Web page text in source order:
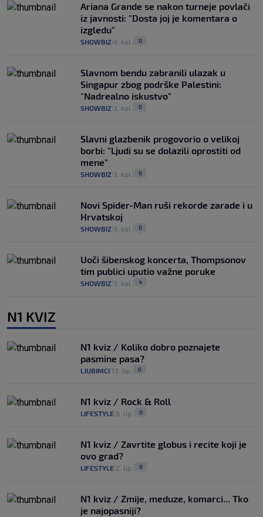
Ariana Grande se nakon turneje povlači
iz javnosti: "Dosta joj je komentara o
izgledu"
SHOWBIZ 4. kol. 0
Slavnom bendu zabranili ulazak u
Singapur zbog podrške Palestini:
"Nadrealno iskustvo"
SHOWBIZ 3. kol. 0
Slavni glazbenik progovorio o velikoj
borbi: "Ljudi su se dolazili oprostiti od
mene"
SHOWBIZ 3. kol. 0
Novi Spider-Man ruši rekorde zarade i u
Hrvatskoj
SHOWBIZ 3. kol. 0
Uoči šibenskog koncerta, Thompsonov
tim publici uputio važne poruke
SHOWBIZ 3. kol. 4
N1 KVIZ
N1 kviz / Koliko dobro poznajete
pasmine pasa?
LJUBIMCI 13. lip. 0
N1 kviz / Rock & Roll
LIFESTYLE 8. lip. 0
N1 kviz / Zavrtite globus i recite koji je
ovo grad?
LIFESTYLE 2. lip. 0
N1 kviz / Zmije, meduze, komarci... Tko
je najopasniji?